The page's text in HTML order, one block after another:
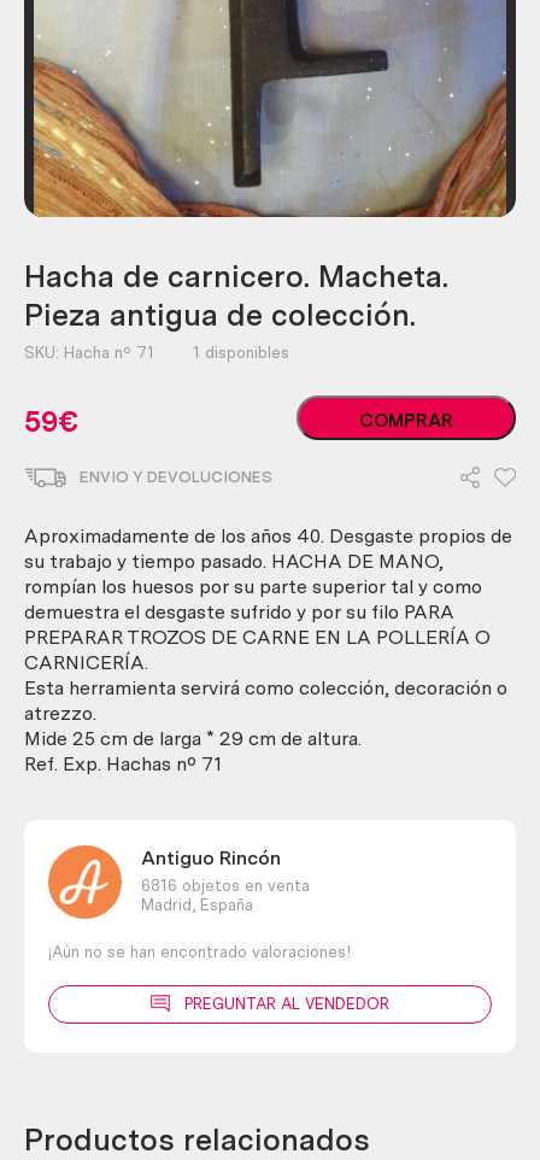
Hacha de carnicero. Macheta.
Pieza antigua de colección.
SKU: Hacha nº 71 1 disponibles
59€
Hacha
de
antigua
de
colección.
cantidad
COMPRAR
ENVIO Y DEVOLUCIONES
Aproximadamente de los años 40. Desgaste propios de
su trabajo y tiempo pasado. HACHA DE MANO,
rompían los huesos por su parte superior tal y como
demuestra el desgaste sufrido y por su filo PARA
PREPARAR TROZOS DE CARNE EN LA POLLERÍA O
CARNICERÍA.
Esta herramienta servirá como colección, decoración o
atrezzo.
Mide 25 cm de larga * 29 cm de altura.
Ref. Exp. Hachas nº 71
Antiguo Rincón
6816 objetos en venta
Madrid,
España
¡Aún no se han encontrado valoraciones!
PREGUNTAR AL VENDEDOR
Productos relacionados